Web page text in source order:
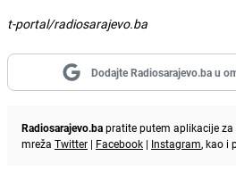
t-portal/radiosarajevo.ba
Dodajte Radiosarajevo.ba u
Radiosarajevo.bapratite putem aplikacije za
mreža Twitter | Facebook | Instagram, kao i